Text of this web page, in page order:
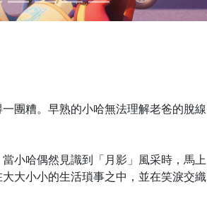
團糟。早熟的小哈無法理解老爸的脫線
小哈偶然見識到「月影」風采時，馬上
大小小的生活瑣事之中，並在笑淚交織